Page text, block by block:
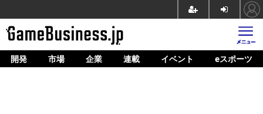
ホーム
開発 市場 企業 連載 イベント eスポーツ